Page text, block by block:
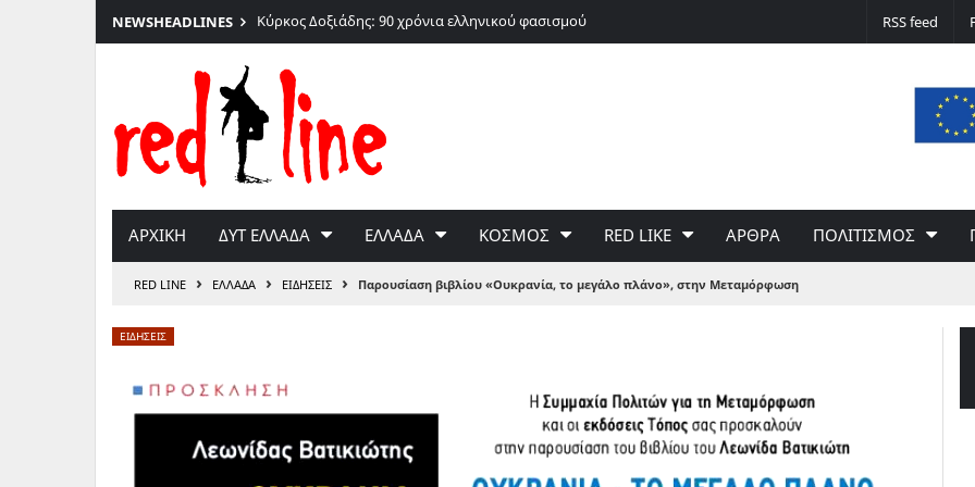
Μετάβαση
στο
περιεχόμενο
NEWSHEADLINES Κύρκος Δοξιάδης: 90 χρόνια ελληνικού φασισμού RSS feed
ΑΡΧΙΚΗ ΔΥΤ ΕΛΛΑΔΑ ΕΛΛΑΔΑ ΚΟΣΜΟΣ RED LIKE ΑΡΘΡΑ ΠΟΛΙΤΙΣΜΟΣ
RED LINE › ΕΛΛΑΔΑ › ΕΙΔΗΣΕΙΣ › Παρουσίαση βιβλίου «Ουκρανία, το μεγάλο πλάνο», στην Μεταμόρφωση
ΕΙΔΗΣΕΙΣ